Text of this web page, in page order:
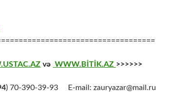
və WWW.BİTİK.AZ >>>>>>
) 70-390-39-93 E-mail: zauryazar@mail.ru